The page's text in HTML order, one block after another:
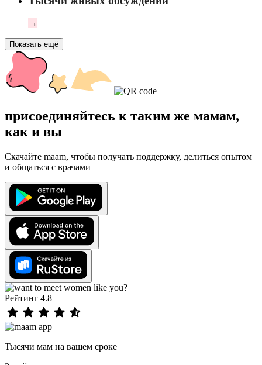
→
Показать ещё
присоединяйтесь к таким же мамам,
как и вы
Скачайте maam, чтобы получать поддержку, делиться опытом
и общаться с врачами
Рейтинг 4.8
Тысячи мам на вашем сроке